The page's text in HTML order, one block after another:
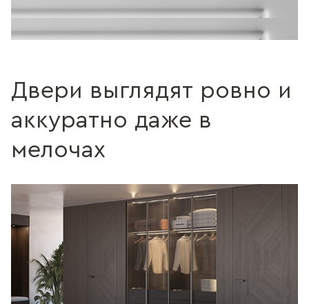
Без трещин
Без зернистости
Двери выглядят ровно и
аккуратно даже в
мелочах